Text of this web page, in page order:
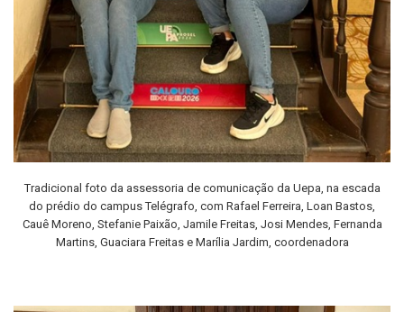
Tradicional foto da assessoria de comunicação da Uepa, na escada
do prédio do campus Telégrafo, com Rafael Ferreira, Loan Bastos,
Cauê Moreno, Stefanie Paixão, Jamile Freitas, Josi Mendes, Fernanda
Martins, Guaciara Freitas e Marília Jardim, coordenadora